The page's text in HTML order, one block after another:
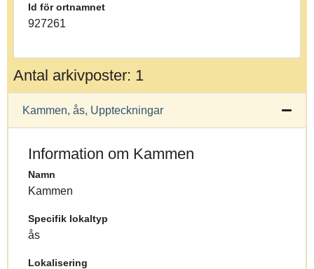
Id för ortnamnet
927261
Antal arkivposter: 1
Kammen, ås, Uppteckningar
Information om Kammen
Namn
Kammen
Specifik lokaltyp
ås
Lokalisering